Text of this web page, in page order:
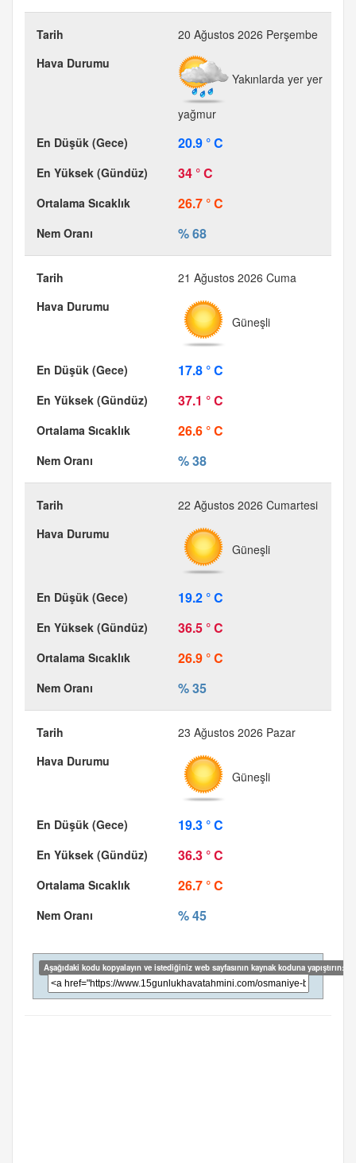
20 Ağustos 2026 Perşembe
Yakınlarda yer yer
yağmur
20.9 ° C
34 ° C
26.7 ° C
% 68
21 Ağustos 2026 Cuma
Güneşli
17.8 ° C
37.1 ° C
26.6 ° C
% 38
22 Ağustos 2026 Cumartesi
Güneşli
19.2 ° C
36.5 ° C
26.9 ° C
% 35
23 Ağustos 2026 Pazar
Güneşli
19.3 ° C
36.3 ° C
26.7 ° C
% 45
Aşağıdaki kodu kopyalayın ve istediğiniz web sayfasının kaynak koduna yapıştırın: